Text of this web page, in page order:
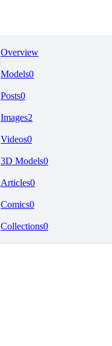
Overview
Models0
Posts0
Images2
Videos0
3D Models0
Articles0
Comics0
Collections0